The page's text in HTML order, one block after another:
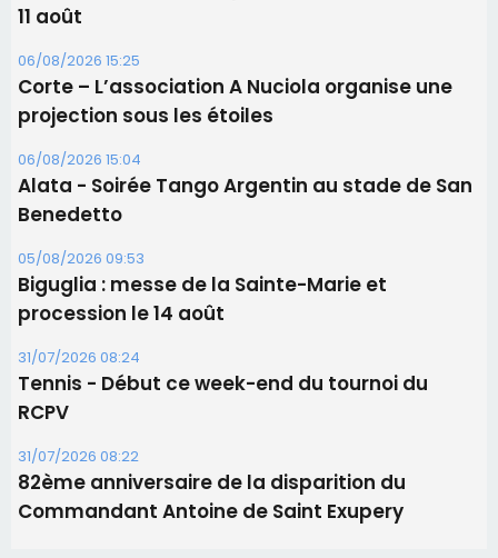
Benedetto
05/08/2026 09:53
Biguglia : messe de la Sainte-Marie et
procession le 14 août
31/07/2026 08:24
Tennis - Début ce week-end du tournoi du
RCPV
31/07/2026 08:22
82ème anniversaire de la disparition du
Commandant Antoine de Saint Exupery
Les plus lus
Satine Nomary est la nouvelle Miss Corse 2026
Éclipse du 12 août : la Corse aux premières loges
d'un spectacle qui ne reviendra pas avant 2081